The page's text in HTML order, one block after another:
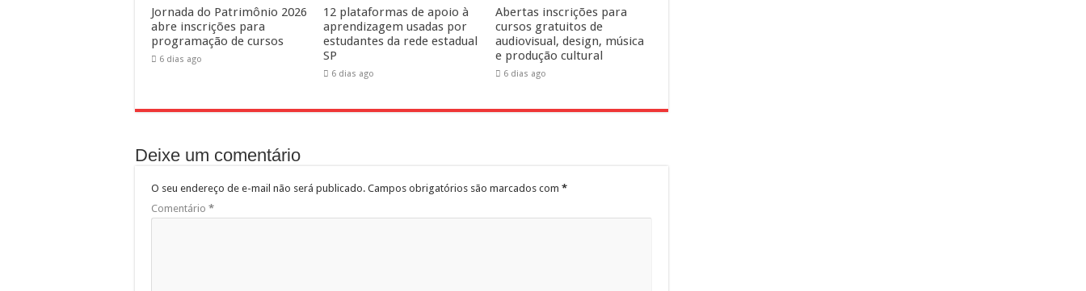
Jornada do Patrimônio 2026
abre inscrições para
programação de cursos
6 dias ago
12 plataformas de apoio à
aprendizagem usadas por
estudantes da rede estadual
SP
6 dias ago
Abertas inscrições para
cursos gratuitos de
audiovisual, design, música
e produção cultural
6 dias ago
Deixe um comentário
O seu endereço de e-mail não será publicado. Campos obrigatórios são marcados com *
Comentário *